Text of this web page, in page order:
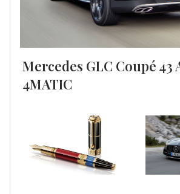
Mercedes GLC Coupé 43
4MATIC